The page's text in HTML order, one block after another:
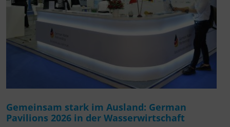
Gemeinsam stark im Ausland: German
Pavilions 2026 in der Wasserwirtschaft